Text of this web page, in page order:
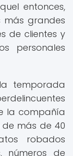
entonces,
más grandes
de clientes y
personales
temporada
la compañía
más de 40
robados
números de